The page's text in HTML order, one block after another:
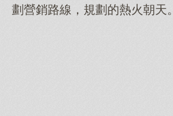
劃營銷路線，規劃的熱火朝天。